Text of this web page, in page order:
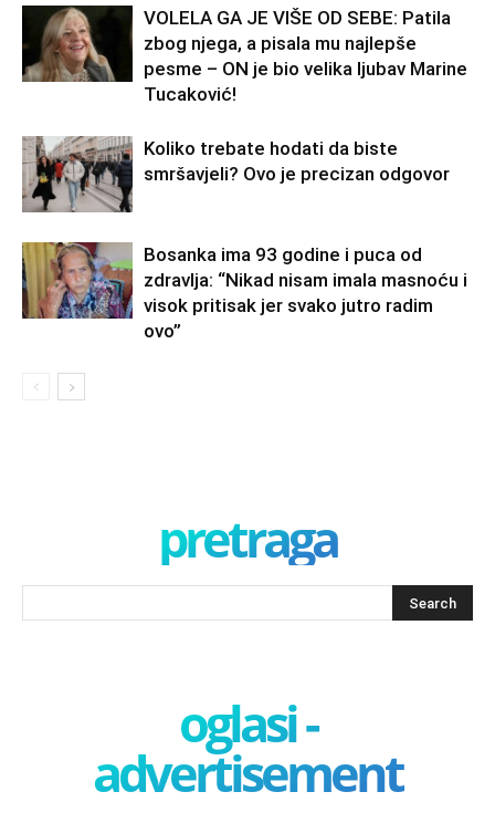
VOLELA GA JE VIŠE OD SEBE: Patila
zbog njega, a pisala mu najlepše
pesme – ON je bio velika ljubav Marine
Tucaković!
Koliko trebate hodati da biste
smršavjeli? Ovo je precizan odgovor
Bosanka ima 93 godine i puca od
zdravlja: “Nikad nisam imala masnoću i
visok pritisak jer svako jutro radim
ovo”
pretraga
oglasi -
advertisement